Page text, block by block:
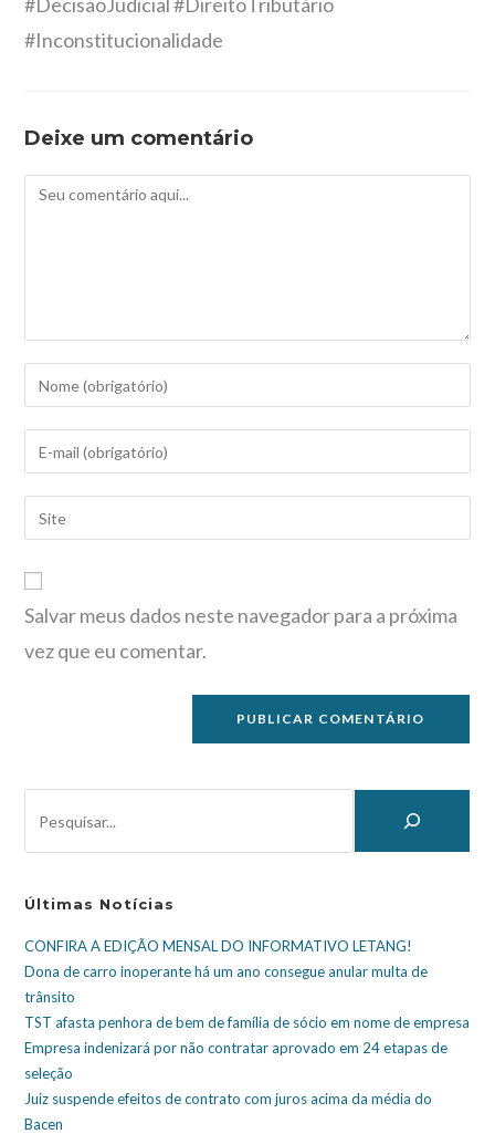
#Inconstitucionalidade
Deixe um comentário
Salvar meus dados neste navegador para a próxima
vez que eu comentar.
Últimas Notícias
CONFIRA A EDIÇÃO MENSAL DO INFORMATIVO LETANG!
Dona de carro inoperante há um ano consegue anular multa de
trânsito
TST afasta penhora de bem de família de sócio em nome de empresa
Empresa indenizará por não contratar aprovado em 24 etapas de
seleção
Juiz suspende efeitos de contrato com juros acima da média do
Bacen